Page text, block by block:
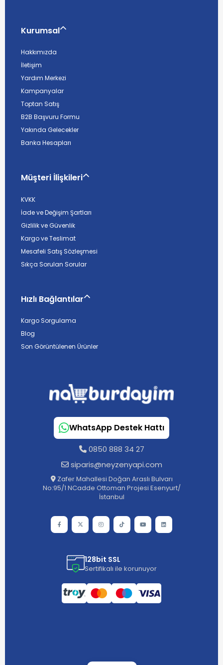
Kurumsal
Hakkımızda
İletişim
Yardım Merkezi
Kampanyalar
Toptan Satış
B2B Başvuru Formu
Yakında Gelecekler
Banka Hesapları
Müşteri İlişkileri
KVKK
İade ve Değişim Şartları
Gizlilik ve Güvenlik
Kargo ve Teslimat
Mesafeli Satış Sözleşmesi
Sıkça Sorulan Sorular
Hızlı Bağlantılar
Kargo Sorgulama
Blog
Son Görüntülenen Ürünler
WhatsApp Destek Hattı
0850 888 34 27
siparis@neyzenyapi.com
Zafer Mahallesi Doğan Araslı Bulvarı
No:95/1 NCadde Ottoman Projesi Esenyurt/
İstanbul
128bit SSL
Sertifikalı ile korunuyor